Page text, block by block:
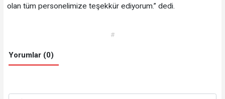
olan tüm personelimize teşekkür ediyorum.” dedi.
#
Yorumlar (0)